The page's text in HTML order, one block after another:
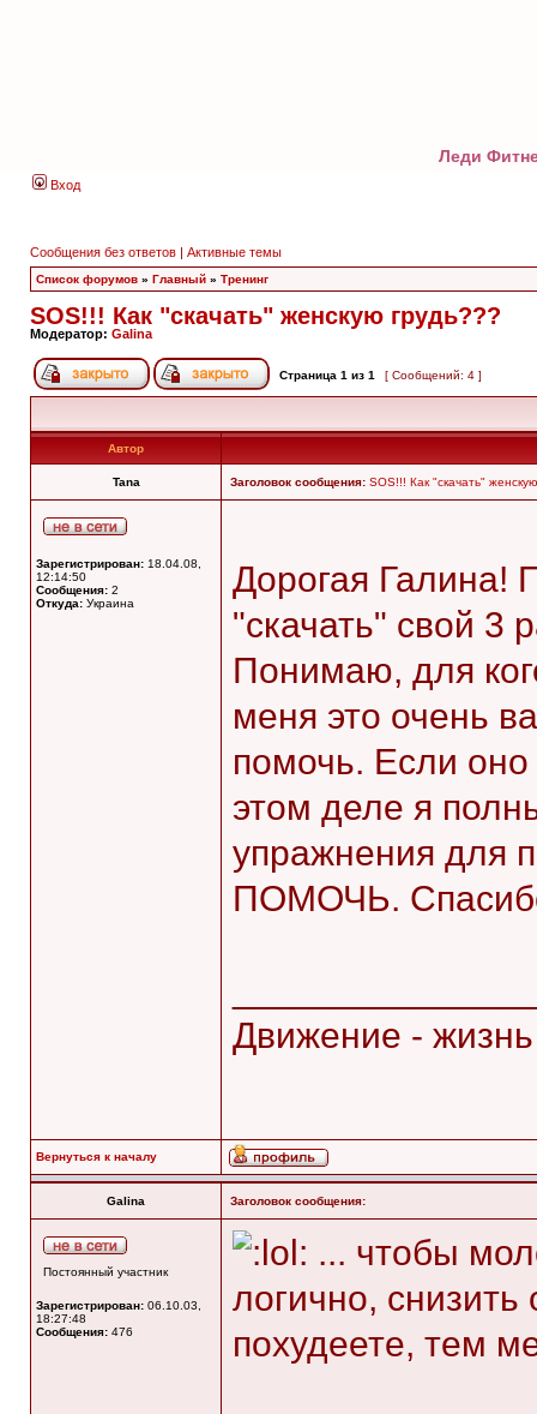
Леди
Вход
Сообщения без ответов | Активные темы
Список форумов » Главный » Тренинг
SOS!!! Как "скачать" женскую грудь???
Модератор: Galina
Страница 1 из 1 [ Сообщений: 4 ]
Автор
Tana Заголовок сообщения: SOS!!! Как "скачать"
Зарегистрирован: 18.04.08,
12:14:50
Сообщения: 2
Откуда: Украина
Дорогая Галина!
"скачать" свой 3
Понимаю, для
меня это очень
помочь. Если оно
этом деле я
упражнения для
ПОМОЧЬ.
Движение - жизнь
Вернуться к началу
Galina Заголовок сообщения:
Постоянный участник
Зарегистрирован: 06.10.03,
18:27:48
Сообщения: 476
... чтобы
логично,
похудеете, тем